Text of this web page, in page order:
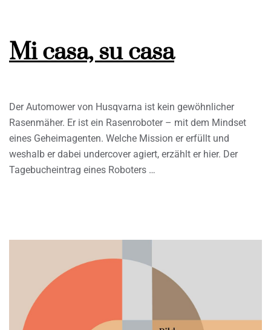
Mi casa, su casa
Der Automower von Husqvarna ist kein gewöhnlicher
Rasenmäher. Er ist ein Rasenroboter – mit dem Mindset
eines Geheimagenten. Welche Mission er erfüllt und
weshalb er dabei undercover agiert, erzählt er hier. Der
Tagebucheintrag eines Roboters …